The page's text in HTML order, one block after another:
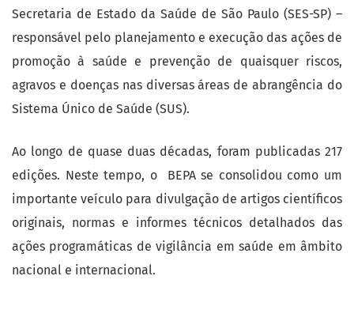
Secretaria de Estado da Saúde de São Paulo (SES-SP) –
responsável pelo planejamento e execução das ações de
promoção à saúde e prevenção de quaisquer riscos,
agravos e doenças nas diversas áreas de abrangência do
Sistema Único de Saúde (SUS).
Ao longo de quase duas décadas, foram publicadas 217
edições. Neste tempo, o BEPA se consolidou como um
importante veículo para divulgação de artigos científicos
originais, normas e informes técnicos detalhados das
ações programáticas de vigilância em saúde em âmbito
nacional e internacional.